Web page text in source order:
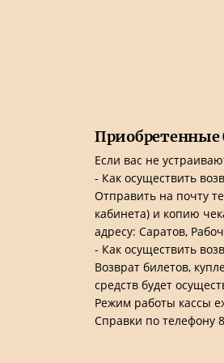
Если вас не
- Как осуществить
Отправить на почту
кабинета) и копию
адресу: Саратов,
- Как осуществить
Возврат билетов,
средств будет
Режим работы кассы
Справки по телефону